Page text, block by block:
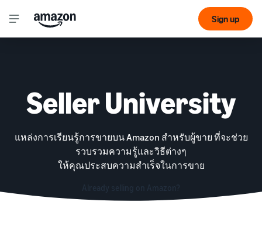
Sign up
Seller University
แหล่งการเรียนรู้การขายบน Amazon สำหรับผู้ขาย ที่จะช่วย
รวบรวมความรู้และวิธีต่างๆ
ให้คุณประสบความสำเร็จในการขาย
Already selling on Amazon?